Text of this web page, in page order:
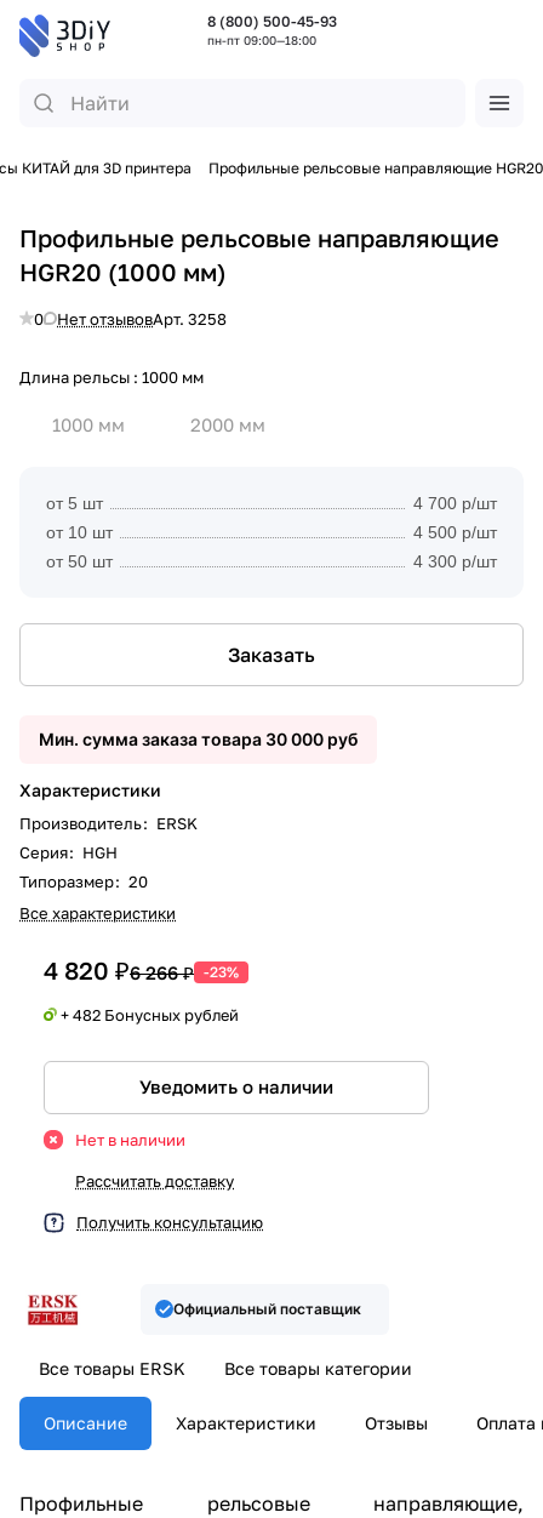
8 (800) 500-45-93
пн-пт 09:00—18:00
КИТАЙ для 3D принтера Профильные рельсовые направляющие HGR20
Профильные рельсовые направляющие
HGR20 (1000 мм)
0 Нет отзывовАрт. 3258
Длина рельсы : 1000 мм
1000 мм 2000 мм
от 5 шт
4 700 р/шт
от 10 шт
4 500 р/шт
от 50 шт
4 300 р/шт
Заказать
Мин. сумма заказа товара 30 000 руб
Характеристики
Производитель: ERSK
Серия: HGH
Типоразмер: 20
Все характеристики
4 820 ₽6 266 ₽ -23%
+ 482 Бонусных рублей
Уведомить о наличии
Нет в наличии
Рассчитать доставку
Получить консультацию
Официальный поставщик
Все товары ERSK Все товары категории
Описание Характеристики Отзывы Оплата
Профильные рельсовые направляющие,